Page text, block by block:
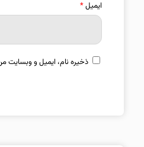
ایمیل*
ذخیره نام، ایمیل و وبسایت